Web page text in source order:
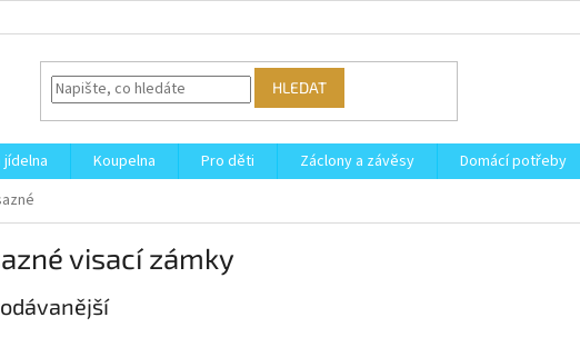
HLEDAT
jídelna Koupelna Pro děti Záclony a závěsy Domácí potřeby
visací zámky